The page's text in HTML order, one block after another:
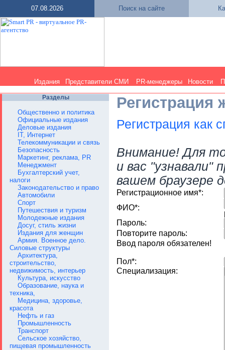
07.08.2026 Поиск на сайте
Издания Представители СМИ PR-менеджеры Новости
Разделы
Общественно и политика
Официальные издания
Деловые издания
IT, Интернет
Телекоммуникации и связь
Безопасность
Маркетинг, реклама, PR
Менеджмент
Бухгалтерский учет,
налоги
Законодательство и право
Автомобили
Спорт
Путешествия и туризм
Молодежные издания
Досуг, стиль жизни
Издания для женщин
Армия. Военное дело.
Силовые структуры
Архитектура,
строительство,
недвижимость, интерьер
Культура, искусство
Образование, наука и
техника,
Медицина, здоровье,
красота
Нефть и газ
Промышленность
Транспорт
Сельское хозяйство,
пищевая промышленность
Регистрация
Регистрация как
Внимание! Для
и вас "узнавали"
вашем браузере
Регистрационное имя*:
ФИО*:
Пароль:
Повторите пароль:
Ввод пароля обязателен!
Пол*:
Cпециализация: